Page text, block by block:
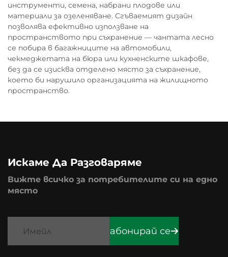
инструменти, семена, набрани плодове или
материали за озеленяване. Сгъваемият дизайн
позволява ефективно използване на
пространството при съхранение — чантата лесно
се побира в багажниците на автомобили,
чекмеджетата на бюра или кухненските шкафове,
без да се изисква отделено място за съхранение,
което би нарушило организацията на жилищното
пространство.
Искаме Да Разговаряме
Вижте всичко за потребителите си на едно
място
абонирай се